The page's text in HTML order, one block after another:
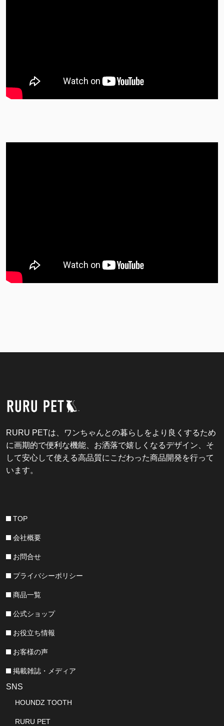
RURU PETは、ワンちゃんとの暮らしをより良くするため
に画期的で便利な機能、お洒落で嬉しくなるデザイン、そ
して安心して使える高品質にこだわった商品開発を行って
います。
TOP
会社概要
お問合せ
プライバシーポリシー
商品一覧
公式ショップ
お役立ち情報
お客様の声
掲載雑誌・メディア
SNS
HOUNDZ TOOTH
RURU PET